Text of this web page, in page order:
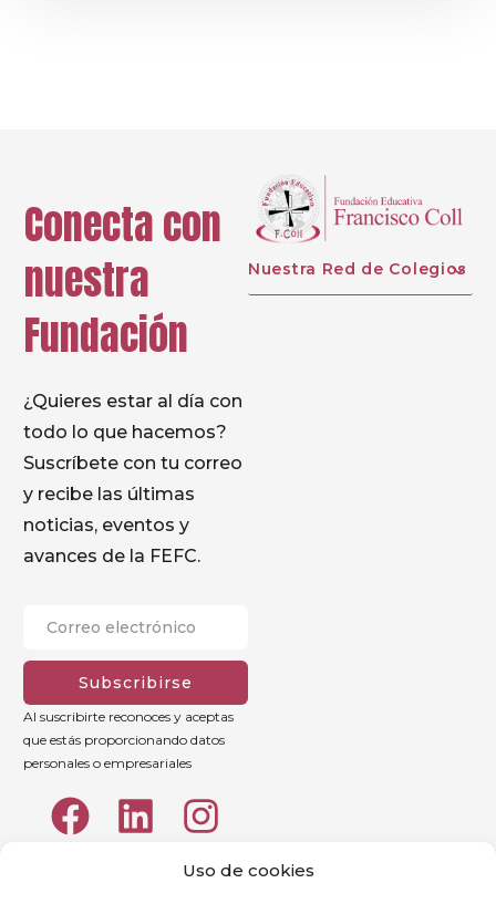
Uso de cookies
Conecta con
nuestra
Fundación
¿Quieres estar al día con
todo lo que hacemos?
Suscríbete con tu correo
y recibe las últimas
noticias, eventos y
avances de la FEFC.
Subscribirse
Al suscribirte reconoces y aceptas
que estás proporcionando datos
personales o empresariales
Nuestra Red de Colegios